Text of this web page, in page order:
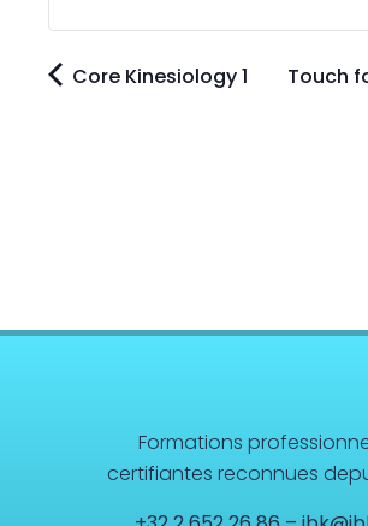
Core Kinesiology 1 Touch
Formations
certifiantes reconnues